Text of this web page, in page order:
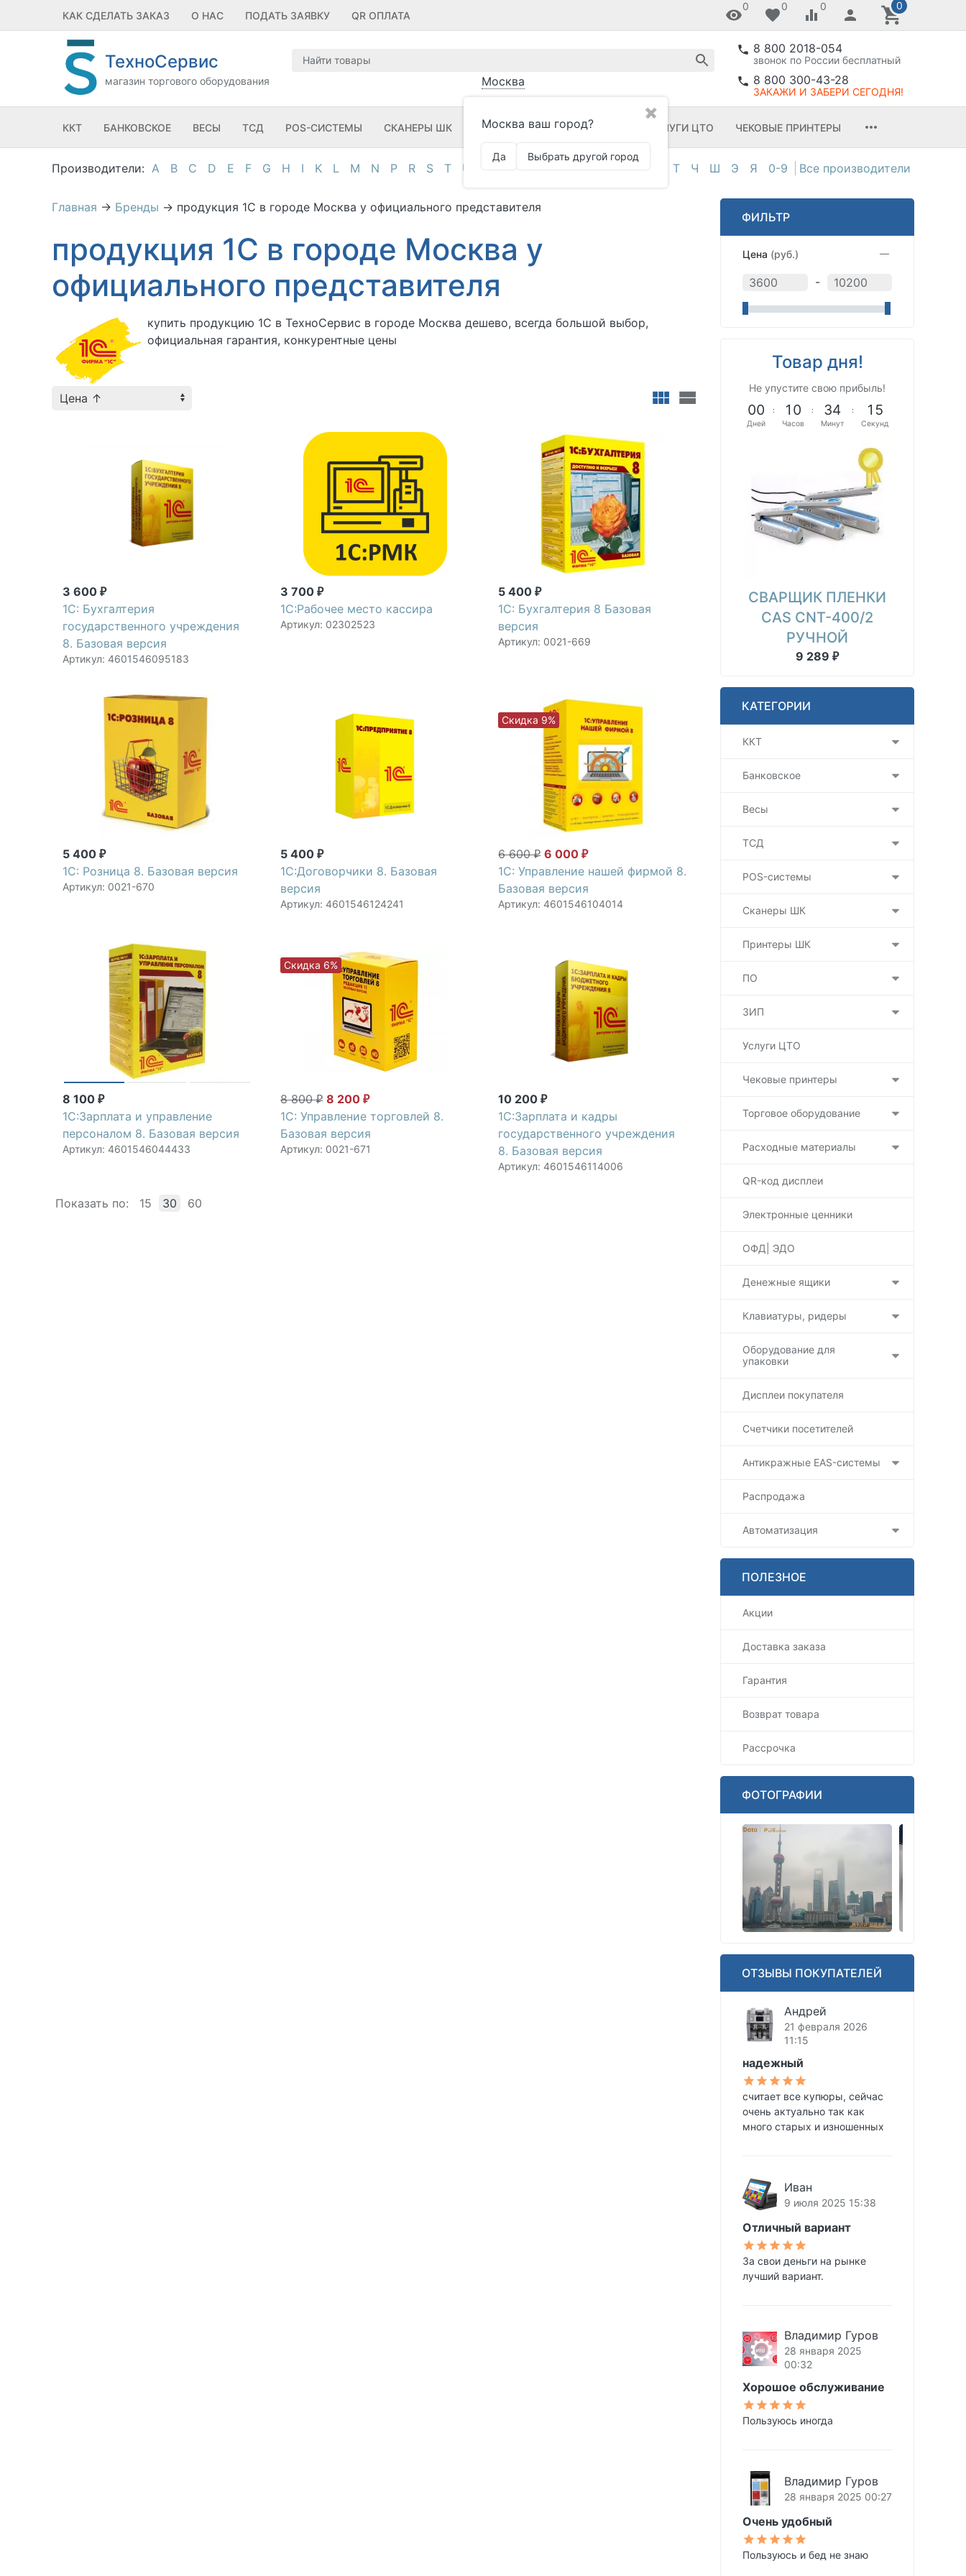
КАК СДЕЛАТЬ ЗАКАЗ О НАС ПОДАТЬ ЗАЯВКУ QR ОПЛАТА
0 0 0 0
ТехноСервис
магазин торгового оборудования Москва
✖
Москва ваш город?
Да Выбрать другой город
8 800 2018-054
звонок по России бесплатный
8 800 300-43-28
ЗАКАЖИ И ЗАБЕРИ СЕГОДНЯ!
ККТ БАНКОВСКОЕ ВЕСЫ ТСД POS-СИСТЕМЫ СКАНЕРЫ ШК ПРИНТЕРЫ ШК ПО УСЛУГИ ЦТО ЧЕКОВЫЕ ПРИНТЕРЫ
A B C D E F G H I K L M N P R S T U Т Ч Ш Э Я 0-9
Главная → Бренды → продукция 1C в городе Москва у официального представителя
продукция 1C в городе Москва у
официального представителя
купить продукцию 1C в ТехноСервис в городе Москва дешево, всегда большой выбор,
официальная гарантия, конкурентные цены
3 600 ₽
1С: Бухгалтерия
государственного учреждения
8. Базовая версия
Артикул: 4601546095183
3 700₽
1С:Рабочее место кассира
Артикул: 02302523
5 400₽
1С: Бухгалтерия 8 Базовая
версия
Артикул: 0021-669
5 400 ₽
1С: Розница 8. Базовая версия
Артикул: 0021-670
5 400₽
1С:Договорчики 8. Базовая
версия
Артикул: 4601546124241
6 600₽ 6 000₽
1С: Управление нашей фирмой 8.
Базовая версия
Артикул: 4601546104014
Скидка 9%
8 100 ₽
1С:Зарплата и управление
персоналом 8. Базовая версия
Артикул: 4601546044433
8 800₽ 8 200₽
1С: Управление торговлей 8.
Базовая версия
Артикул: 0021-671
Скидка 6%
10 200₽
1С:Зарплата и кадры
государственного учреждения
8. Базовая версия
Артикул: 4601546114006
Показать по: 15 30 60
ФИЛЬТР
Цена (руб.)
-
Товар дня!
Не упустите свою прибыль!
00
Дней
: 1 0
Часов
: 34
Минут
: 1 4
Секунд
СВАРЩИК ПЛЕНКИ
CAS CNT-400/2
РУЧНОЙ
9 289 ₽
КАТЕГОРИИ
ККТ
Банковское
Весы
ТСД
POS-системы
Сканеры ШК
Принтеры ШК
ПО
ЗИП
Услуги ЦТО
Чековые принтеры
Торговое оборудование
Расходные материалы
QR-код дисплеи
Электронные ценники
ОФД| ЭДО
Денежные ящики
Клавиатуры, ридеры
Оборудование для
упаковки
Дисплеи покупателя
Счетчики посетителей
Антикражные EAS-системы
Распродажа
Автоматизация
ПОЛЕЗНОЕ
Акции
Доставка заказа
Гарантия
Возврат товара
Рассрочка
ФОТОГРАФИИ
ОТЗЫВЫ ПОКУПАТЕЛЕЙ
Андрей
21 февраля 2026
11:15
надежный
считает все купюры, сейчас
очень актуально так как
много старых и изношенных
Иван
9 июля 2025 15:38
Отличный вариант
За свои деньги на рынке
лучший вариант.
Владимир Гуров
28 января 2025
00:32
Хорошое обслуживание
Пользуюсь иногда
Владимир Гуров
28 января 2025 00:27
Очень удобный
Пользуюсь и бед не знаю